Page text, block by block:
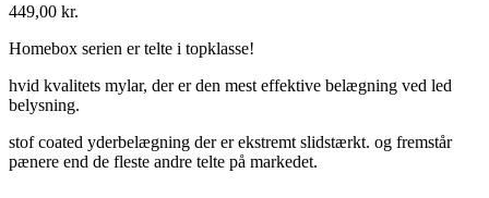
449,00 kr.
Homebox serien er telte i topklasse!
hvid kvalitets mylar, der er den mest effektive belægning ved led
belysning.
stof coated yderbelægning der er ekstremt slidstærkt. og fremstår
pænere end de fleste andre telte på markedet.